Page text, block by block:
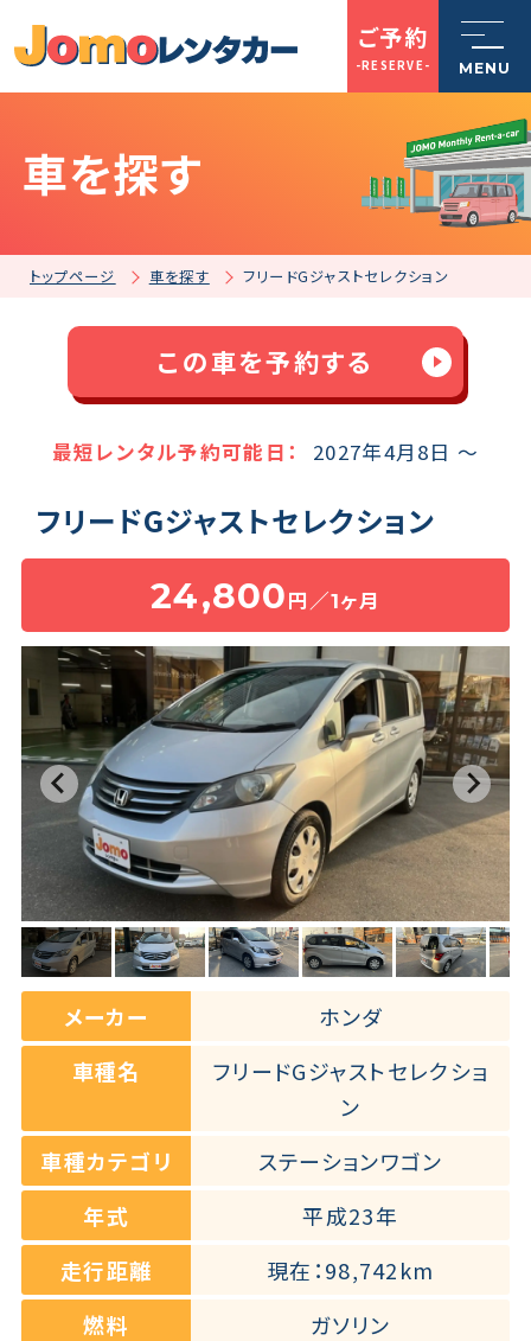
MENU
保険・補償
よくある質問
お問い合わせチャット
トップページ
Jomoレンタカーとは
店舗一覧
ご利用案内
ご予約
-RESERVE-
車を探す
トップページ 車を探す フリードGジャストセレクション
この車を予約する
最短レンタル予約可能日： 2027年4月8日 ～
フリードGジャストセレクション
24,800 円／1ヶ月
メーカー
ホンダ
車種名
フリードGジャストセレクショ
ン
車種カテゴリ
ステーションワゴン
年式
平成23年
走行距離
現在：98,742km
燃料
ガソリン